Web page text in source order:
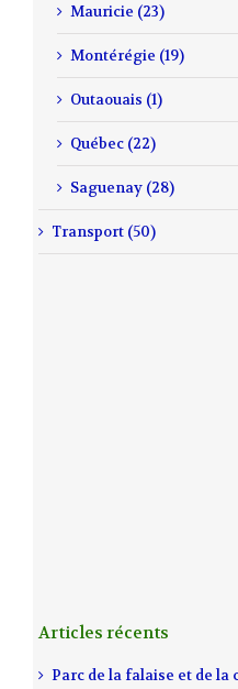
Mauricie (23)
Montérégie (19)
Outaouais (1)
Québec (22)
Saguenay (28)
Transport (50)
Articles récents
Parc de la falaise et de la